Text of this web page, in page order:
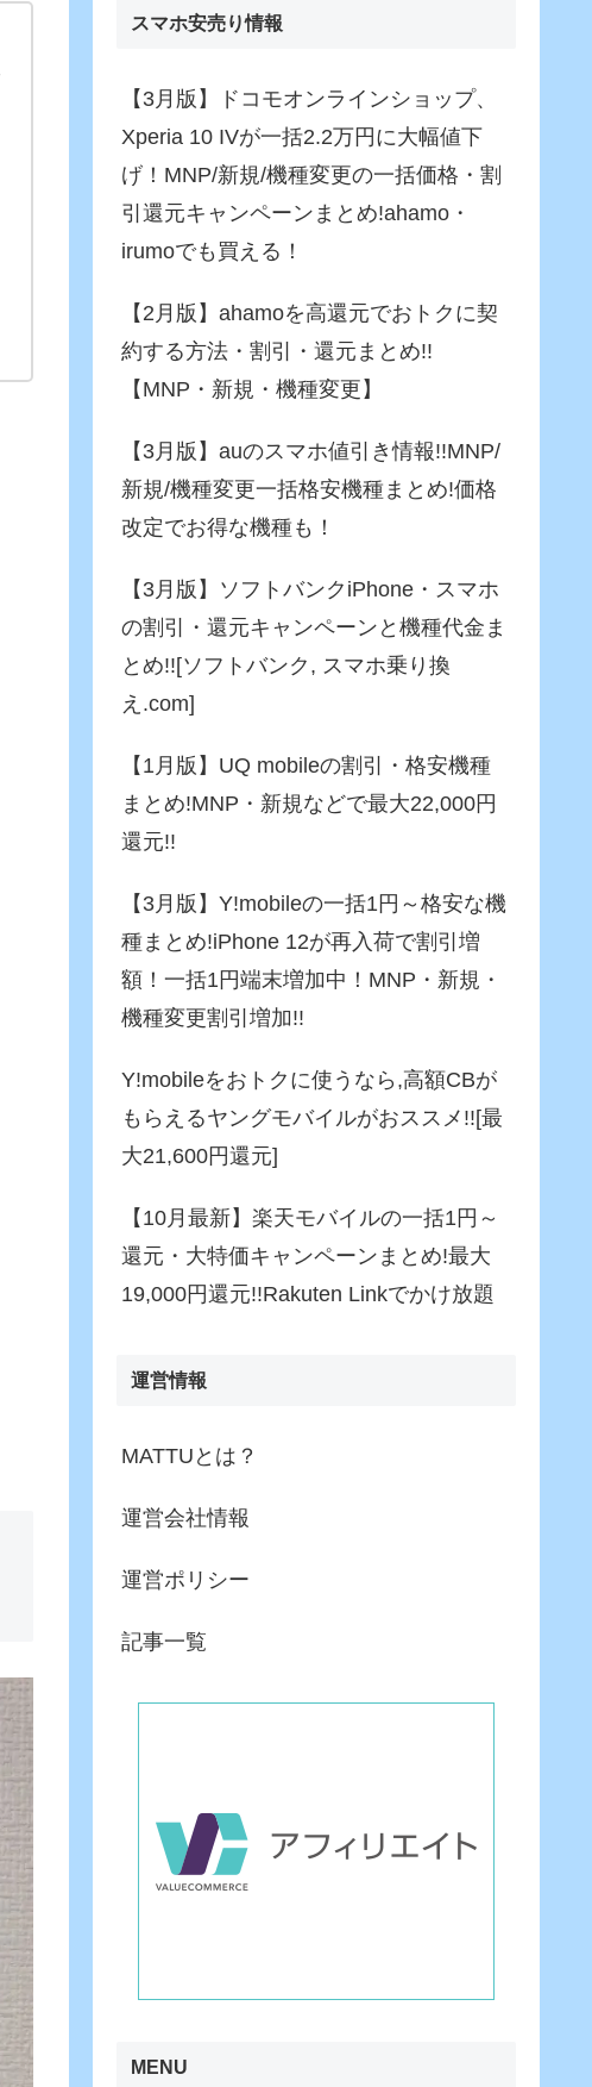
電！
スマホ安売り情報
【3月版】ドコモオンラインショップ、
Xperia 10 IVが一括2.2万円に大幅値下
げ！MNP/新規/機種変更の一括価格・割
引還元キャンペーンまとめ!ahamo・
irumoでも買える！
【2月版】ahamoを高還元でおトクに契
約する方法・割引・還元まとめ!!
【MNP・新規・機種変更】
【3月版】auのスマホ値引き情報!!MNP/
新規/機種変更一括格安機種まとめ!価格
改定でお得な機種も！
【3月版】ソフトバンクiPhone・スマホ
の割引・還元キャンペーンと機種代金ま
とめ!![ソフトバンク, スマホ乗り換
え.com]
【1月版】UQ mobileの割引・格安機種
まとめ!MNP・新規などで最大22,000円
還元!!
【3月版】Y!mobileの一括1円～格安な機
種まとめ!iPhone 12が再入荷で割引増
額！一括1円端末増加中！MNP・新規・
機種変更割引増加!!
Y!mobileをおトクに使うなら,高額CBが
もらえるヤングモバイルがおススメ!![最
大21,600円還元]
【10月最新】楽天モバイルの一括1円～
還元・大特価キャンペーンまとめ!最大
19,000円還元!!Rakuten Linkでかけ放題
運営情報
MATTUとは？
運営会社情報
運営ポリシー
記事一覧
MENU